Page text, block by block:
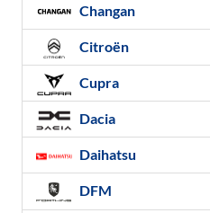
Changan
Citroën
Cupra
Dacia
Daihatsu
DFM